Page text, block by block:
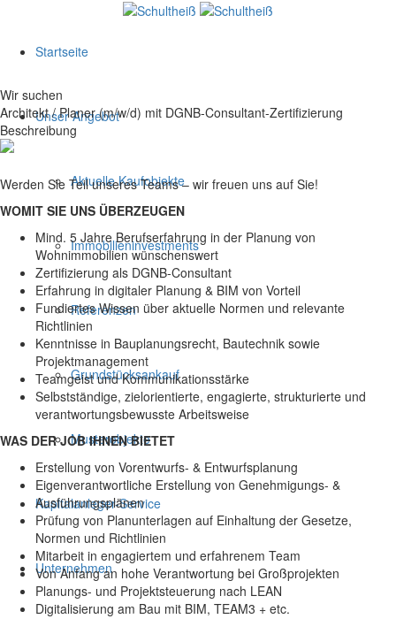
Startseite
Unser Angebot
Aktuelle Kaufobjekte
Immobilieninvestments
Referenzen
Grundstücksankauf
Musterobjekte
Kapitalanleger-Service
Unternehmen
Wir suchen
Architekt / Planer (m/w/d) mit DGNB-Consultant-Zertifizierung
Beschreibung
Werden Sie Teil unseres Teams – wir freuen uns auf Sie!
WOMIT SIE UNS ÜBERZEUGEN
Mind. 5 Jahre Berufserfahrung in der Planung von
Wohnimmobilien wünschenswert
Zertifizierung als DGNB-Consultant
Erfahrung in digitaler Planung & BIM von Vorteil
Fundiertes Wissen über aktuelle Normen und relevante
Richtlinien
Kenntnisse in Bauplanungsrecht, Bautechnik sowie
Projektmanagement
Teamgeist und Kommunikationsstärke
Selbstständige, zielorientierte, engagierte, strukturierte und
verantwortungsbewusste Arbeitsweise
WAS DER JOB IHNEN BIETET
Erstellung von Vorentwurfs- & Entwurfsplanung
Eigenverantwortliche Erstellung von Genehmigungs- &
Ausführungsplänen
Prüfung von Planunterlagen auf Einhaltung der Gesetze,
Normen und Richtlinien
Mitarbeit in engagiertem und erfahrenem Team
Von Anfang an hohe Verantwortung bei Großprojekten
Planungs- und Projektsteuerung nach LEAN
Digitalisierung am Bau mit BIM, TEAM3 + etc.